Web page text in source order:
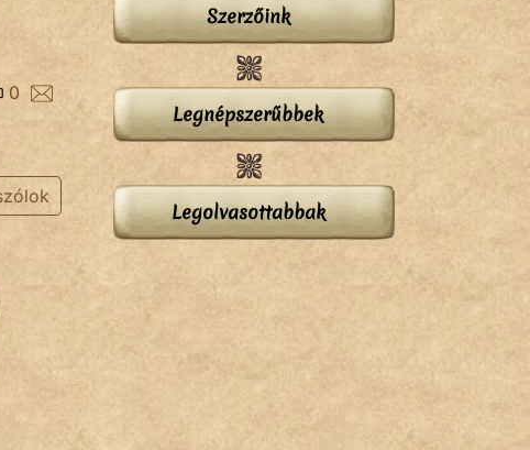
0
Szerzőink
Legnépszerűbbek
Legolvasottabbak